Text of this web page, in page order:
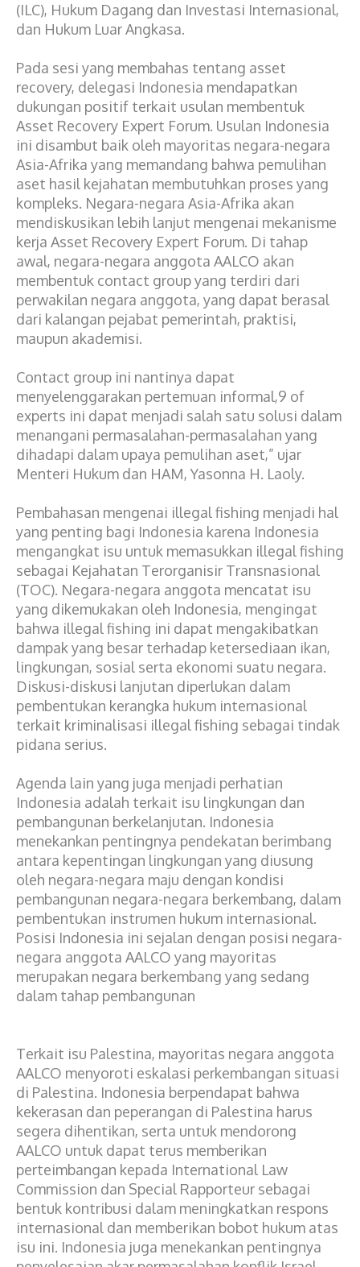
(ILC), Hukum Dagang dan Investasi Internasional,
dan Hukum Luar Angkasa.
Pada sesi yang membahas tentang asset
recovery, delegasi Indonesia mendapatkan
dukungan positif terkait usulan membentuk
Asset Recovery Expert Forum. Usulan Indonesia
ini disambut baik oleh mayoritas negara-negara
Asia-Afrika yang memandang bahwa pemulihan
aset hasil kejahatan membutuhkan proses yang
kompleks. Negara-negara Asia-Afrika akan
mendiskusikan lebih lanjut mengenai mekanisme
kerja Asset Recovery Expert Forum. Di tahap
awal, negara-negara anggota AALCO akan
membentuk contact group yang terdiri dari
perwakilan negara anggota, yang dapat berasal
dari kalangan pejabat pemerintah, praktisi,
maupun akademisi.
Contact group ini nantinya dapat
menyelenggarakan pertemuan informal,9 of
experts ini dapat menjadi salah satu solusi dalam
menangani permasalahan-permasalahan yang
dihadapi dalam upaya pemulihan aset,” ujar
Menteri Hukum dan HAM, Yasonna H. Laoly.
Pembahasan mengenai illegal fishing menjadi hal
yang penting bagi Indonesia karena Indonesia
mengangkat isu untuk memasukkan illegal fishing
sebagai Kejahatan Terorganisir Transnasional
(TOC). Negara-negara anggota mencatat isu
yang dikemukakan oleh Indonesia, mengingat
bahwa illegal fishing ini dapat mengakibatkan
dampak yang besar terhadap ketersediaan ikan,
lingkungan, sosial serta ekonomi suatu negara.
Diskusi-diskusi lanjutan diperlukan dalam
pembentukan kerangka hukum internasional
terkait kriminalisasi illegal fishing sebagai tindak
pidana serius.
Agenda lain yang juga menjadi perhatian
Indonesia adalah terkait isu lingkungan dan
pembangunan berkelanjutan. Indonesia
menekankan pentingnya pendekatan berimbang
antara kepentingan lingkungan yang diusung
oleh negara-negara maju dengan kondisi
pembangunan negara-negara berkembang, dalam
pembentukan instrumen hukum internasional.
Posisi Indonesia ini sejalan dengan posisi negara-
negara anggota AALCO yang mayoritas
merupakan negara berkembang yang sedang
dalam tahap pembangunan
Terkait isu Palestina, mayoritas negara anggota
AALCO menyoroti eskalasi perkembangan situasi
di Palestina. Indonesia berpendapat bahwa
kekerasan dan peperangan di Palestina harus
segera dihentikan, serta untuk mendorong
AALCO untuk dapat terus memberikan
perteimbangan kepada International Law
Commission dan Special Rapporteur sebagai
bentuk kontribusi dalam meningkatkan respons
internasional dan memberikan bobot hukum atas
isu ini. Indonesia juga menekankan pentingnya